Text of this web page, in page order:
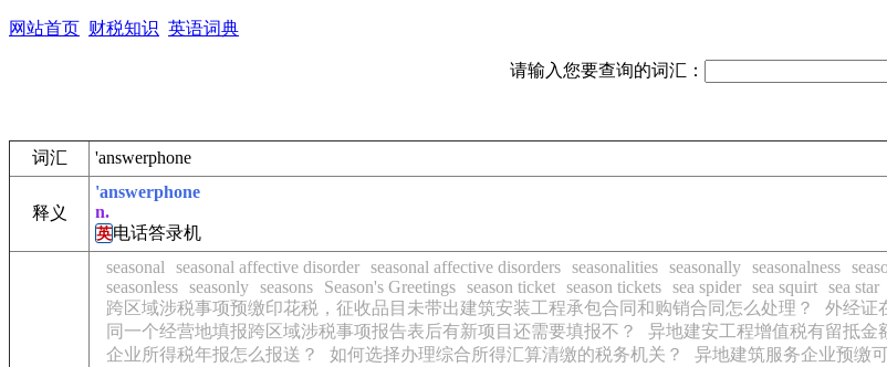
网站首页 财税知识 英语词典
请输入您要查询的词汇：
词汇 'answerphone
释义
'answerphone
n.
英电话答录机
seasonal seasonal affective disorder seasonal affective disorders seasonalities seasonally seasonalness
seasonless seasonly seasons Season's Greetings season ticket season tickets sea spider sea squirt sea star
跨区域涉税事项预缴印花税，征收品目未带出建筑安装工程承包合同和购销合同怎么处理？
外经证
同一个经营地填报跨区域涉税事项报告表后有新项目还需要填报不？
异地建安工程增值税有留抵金
企业所得税年报怎么报送？
如何选择办理综合所得汇算清缴的税务机关？
异地建筑服务企业预缴